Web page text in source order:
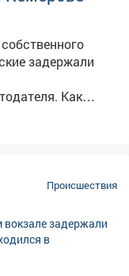
о
– до 10 лет
Как
директор
на
– 22-
местных
у
приехали
Происшествия